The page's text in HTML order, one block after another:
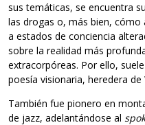
sus temáticas, se encuentra
las drogas o, más bien, cómo
a estados de conciencia
sobre la realidad más
extracorpóreas. Por ello,
poesía visionaria, heredera de
También fue pionero en
de jazz, adelantándose al